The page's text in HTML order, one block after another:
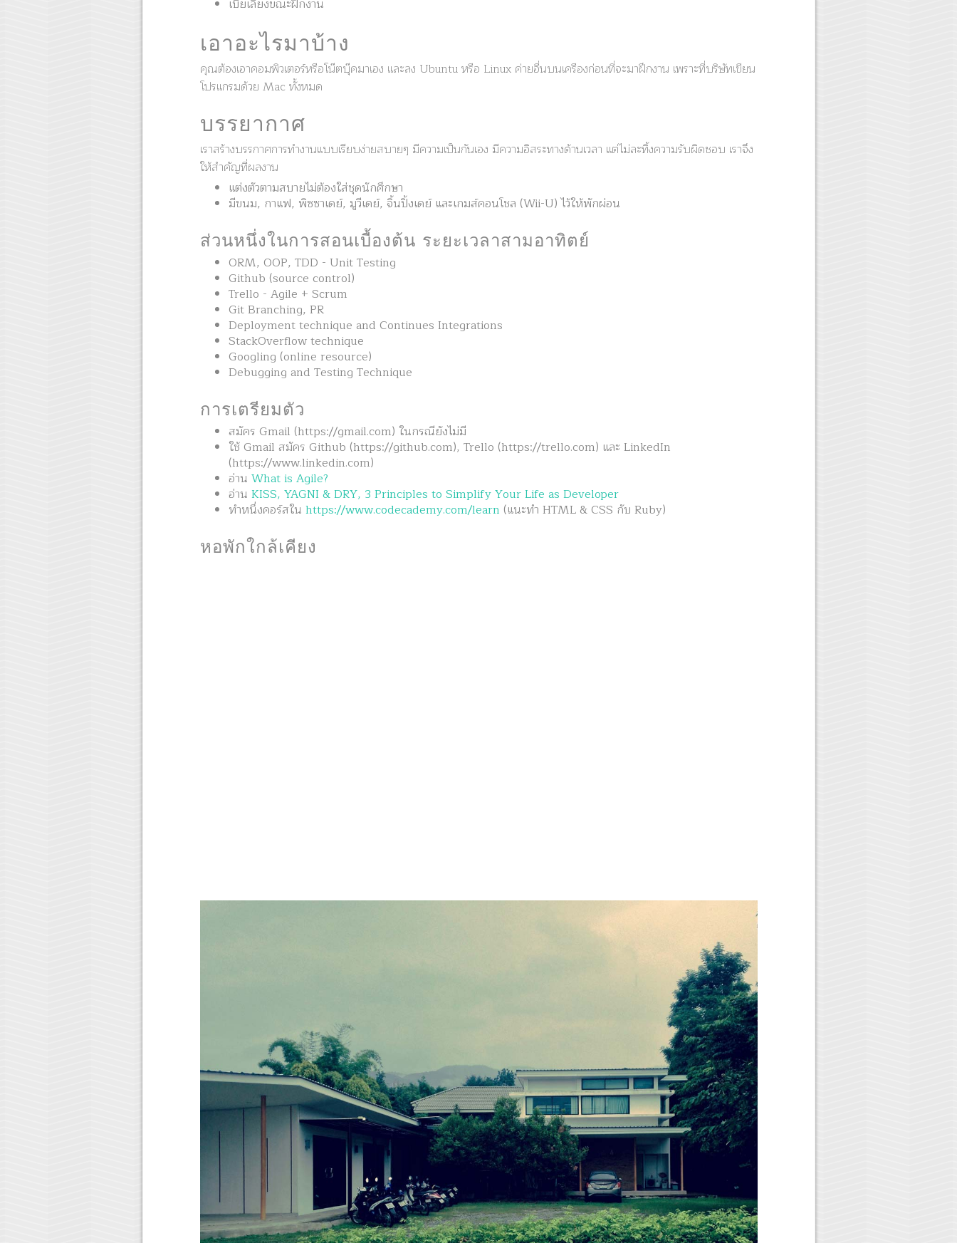
เบี้ยเลี้ยงขณะฝึกงาน
เอาอะไรมาบ้าง
คุณต้องเอาคอมพิวเตอร์หรือโน๊ตบุ๊คมาเอง และลง Ubuntu หรือ Linux ค่ายอื่นบนเครืองก่อนที่จะมาฝึกงาน เพราะที่บริษัทเขียน
โปรแกรมด้วย Mac ทั้งหมด
บรรยากาศ
เราสร้างบรรกาศการทำงานแบบเรียบง่ายสบายๆ มีความเป็นกันเอง มีความอิสระทางด้านเวลา แต่ไม่ละทิ้งความรับผิดชอบ เราจึง
ให้สำคัญที่ผลงาน
แต่งตัวตามสบายไม่ต้องใส่ชุดนักศึกษา
มีขนม, กาแฟ, พิซซาเดย์, มูวีเดย์, จิ้นปิ้งเดย์ และเกมส์คอนโชล (Wii-U) ไว้ให้พักผ่อน
ส่วนหนึ่งในการสอนเบื้องต้น ระยะเวลาสามอาทิตย์
ORM, OOP, TDD - Unit Testing
Github (source control)
Trello - Agile + Scrum
Git Branching, PR
Deployment technique and Continues Integrations
StackOverflow technique
Googling (online resource)
Debugging and Testing Technique
การเตรียมตัว
สมัคร Gmail (https://gmail.com) ในกรณียังไม่มี
ใช้ Gmail สมัคร Github (https://github.com), Trello (https://trello.com) และ LinkedIn
(https://www.linkedin.com)
อ่าน What is Agile?
อ่าน KISS, YAGNI & DRY, 3 Principles to Simplify Your Life as Developer
ทำหนึ่งคอร์สใน https://www.codecademy.com/learn (แนะทำ HTML & CSS กับ Ruby)
หอพักใกล้เคียง